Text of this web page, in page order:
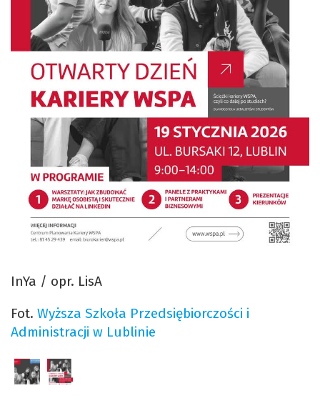
InYa / opr. LisA
Fot. Wyższa Szkoła Przedsiębiorczości i
Administracji w Lublinie